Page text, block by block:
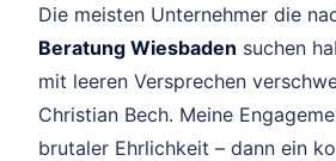
Die meisten Unternehmer die
Beratung Wiesbaden suchen
mit leeren Versprechen
Christian Bech. Meine
brutaler Ehrlichkeit – dann ein